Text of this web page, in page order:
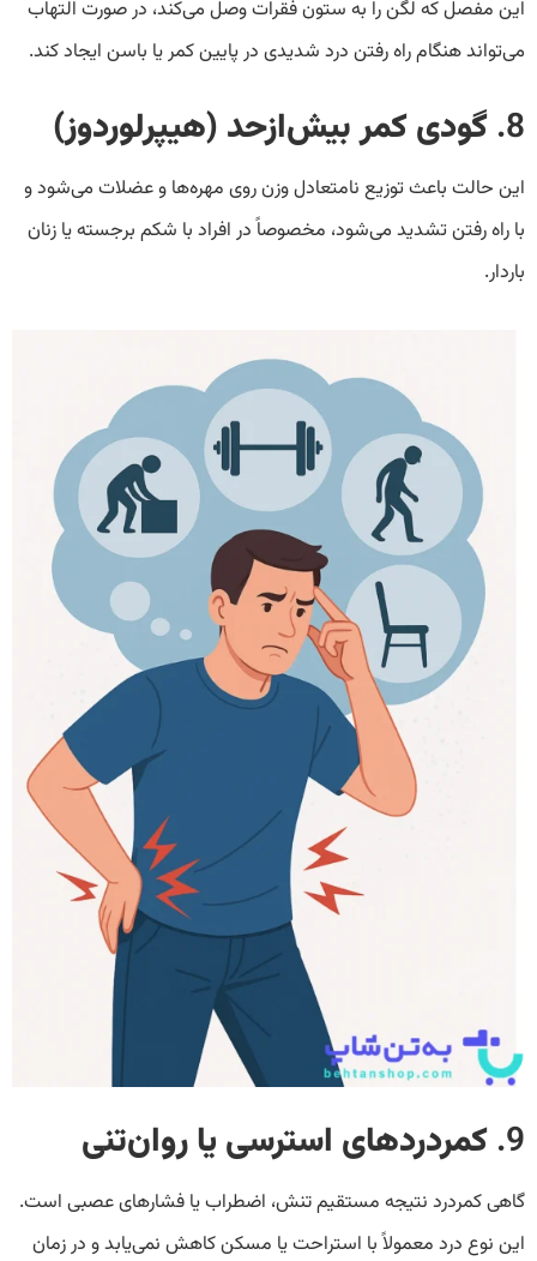
این مفصل که لگن را به ستون فقرات وصل می‌کند، در صورت التهاب
می‌تواند هنگام راه رفتن درد شدیدی در پایین کمر یا باسن ایجاد کند.
8. گودی کمر بیش‌ازحد (هیپرلوردوز)
این حالت باعث توزیع نامتعادل وزن روی مهره‌ها و عضلات می‌شود و
با راه رفتن تشدید می‌شود، مخصوصاً در افراد با شکم برجسته یا زنان
باردار.
9. کمردردهای استرسی یا روان‌تنی
گاهی کمردرد نتیجه مستقیم تنش، اضطراب یا فشارهای عصبی است.
این نوع درد معمولاً با استراحت یا مسکن کاهش نمی‌یابد و در زمان